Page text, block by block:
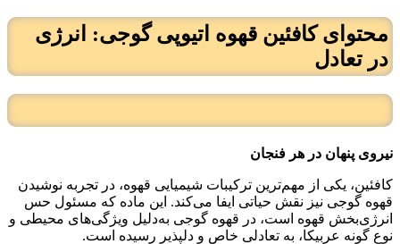
محتوای کافئین قهوه اتیوپی گوجی: انرژی
در تعادل
نیروی پنهان در هر فنجان
کافئین، یکی از مهم‌ترین ترکیبات شیمیایی قهوه، در تجربه نوشیدن
قهوه گوجی نیز نقش حیاتی ایفا می‌کند. این ماده که مسئول حس
انرژی‌بخش قهوه است، در قهوه گوجی به‌دلیل ویژگی‌های محیطی و
نوع گونه عربیکا، به تعادلی خاص و دلپذیر رسیده است.